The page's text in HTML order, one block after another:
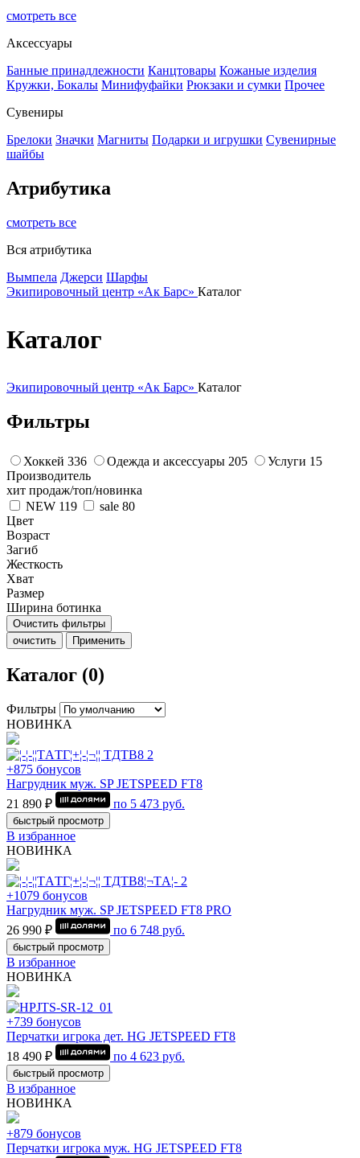
смотреть все
Аксессуары
Банные принадлежности Канцтовары Кожаные изделия
Кружки, Бокалы Минифуфайки Рюкзаки и сумки Прочее
Сувениры
Брелоки Значки Магниты Подарки и игрушки Сувенирные
шайбы
Атрибутика
смотреть все
Вся атрибутика
Вымпела Джерси Шарфы
Экипировочный центр «Ак Барс» Каталог
Каталог
Экипировочный центр «Ак Барс» Каталог
Фильтры
Хоккей 336 Одежда и аксессуары 205 Услуги 15
Производитель
хит продаж/топ/новинка
NEW 119 sale 80
Цвет
Возраст
Загиб
Жесткость
Хват
Размер
Ширина ботинка
Очистить фильтры
очистить
Применить
Каталог (0)
Фильтры
НОВИНКА
+875 бонусов
Нагрудник муж. SP JETSPEED FT8
21 890 ₽
по 5 473 руб.
быстрый просмотр
В избранное
НОВИНКА
+1079 бонусов
Нагрудник муж. SP JETSPEED FT8 PRO
26 990 ₽
по 6 748 руб.
быстрый просмотр
В избранное
НОВИНКА
+739 бонусов
Перчатки игрока дет. HG JETSPEED FT8
18 490 ₽
по 4 623 руб.
быстрый просмотр
В избранное
НОВИНКА
+879 бонусов
Перчатки игрока муж. HG JETSPEED FT8